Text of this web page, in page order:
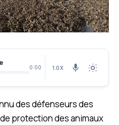
0:00 1.0X
des défenseurs des
protection des animaux